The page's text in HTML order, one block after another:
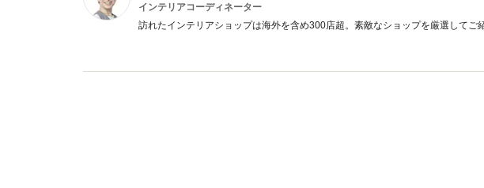
インテリアコーディネーター
訪れたインテリアショップは海外を含め300店超。素敵なショップを厳選してご紹